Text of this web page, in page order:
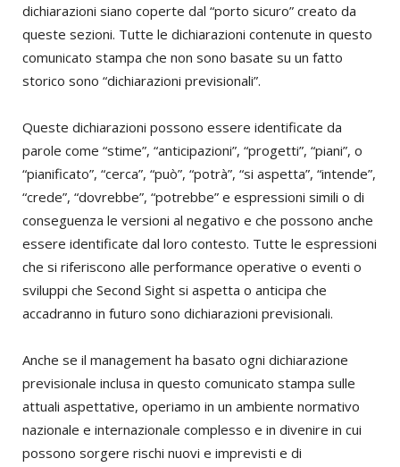
dichiarazioni siano coperte dal “porto sicuro” creato da
queste sezioni. Tutte le dichiarazioni contenute in questo
comunicato stampa che non sono basate su un fatto
storico sono “dichiarazioni previsionali”.
Queste dichiarazioni possono essere identificate da
parole come “stime”, “anticipazioni”, “progetti”, “piani”, o
“pianificato”, “cerca”, “può”, “potrà”, “si aspetta”, “intende”,
“crede”, “dovrebbe”, “potrebbe” e espressioni simili o di
conseguenza le versioni al negativo e che possono anche
essere identificate dal loro contesto. Tutte le espressioni
che si riferiscono alle performance operative o eventi o
sviluppi che Second Sight si aspetta o anticipa che
accadranno in futuro sono dichiarazioni previsionali.
Anche se il management ha basato ogni dichiarazione
previsionale inclusa in questo comunicato stampa sulle
attuali aspettative, operiamo in un ambiente normativo
nazionale e internazionale complesso e in divenire in cui
possono sorgere rischi nuovi e imprevisti e di